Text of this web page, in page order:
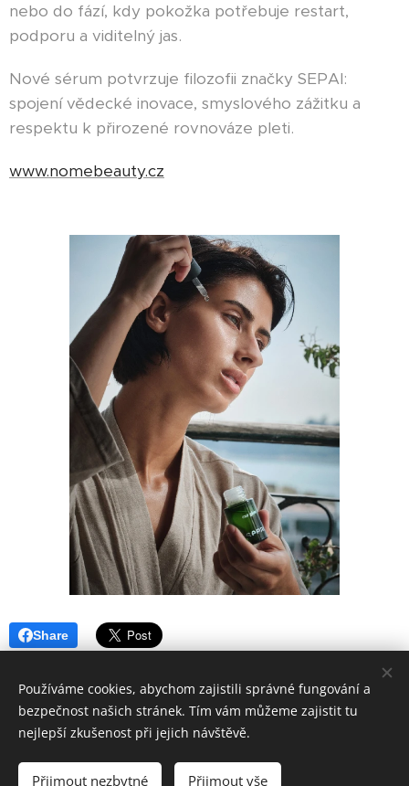
nebo do fází, kdy pokožka potřebuje restart,
podporu a viditelný jas.
Nové sérum potvrzuje filozofii značky SEPAI:
spojení vědecké inovace, smyslového zážitku a
respektu k přirozené rovnováze pleti.
www.nomebeauty.cz
Share
© 2006 - 2025 ESPRIT BOHEMIA s. r. o.
Všechna práva vyhrazena
Používáme cookies, abychom zajistili správné fungování a
bezpečnost našich stránek. Tím vám můžeme zajistit tu
nejlepší zkušenost při jejich návštěvě.
Přijmout nezbytné Přijmout vše